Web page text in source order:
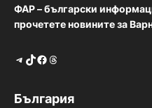
ФАР – български
прочетете новините за
Telegram TikTok Facebook Threads
България